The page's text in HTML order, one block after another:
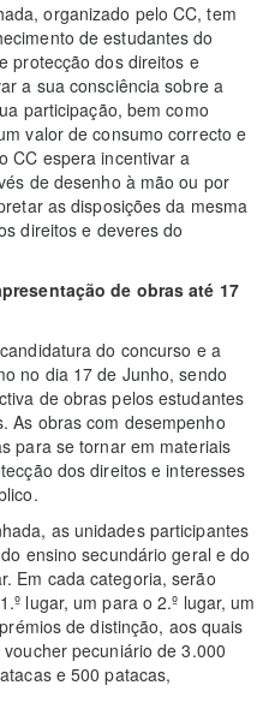
organizado pelo CC, tem
de estudantes do
protecção dos direitos e
a sua consciência sobre a
participação, bem como
valor de consumo correcto e
CC espera incentivar a
de desenho à mão ou por
as disposições da mesma
direitos e deveres do
de obras até 17
do concurso e a
no dia 17 de Junho, sendo
de obras pelos estudantes
As obras com desempenho
para se tornar em materiais
dos direitos e interesses
as unidades participantes
ensino secundário geral e do
Em cada categoria, serão
lugar, um para o 2.º lugar, um
de distinção, aos quais
pecuniário de 3.000
e 500 patacas,